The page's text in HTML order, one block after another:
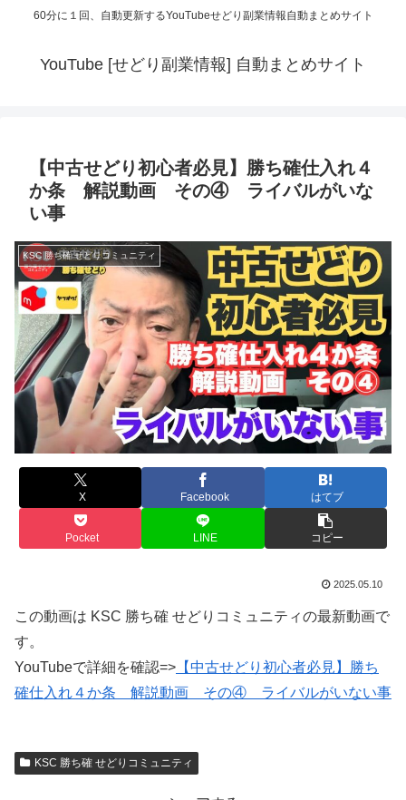
60分に１回、自動更新するYouTubeせどり副業情報自動まとめサイト
YouTube [せどり副業情報] 自動まとめサイト
【中古せどり初心者必見】勝ち確仕入れ４
か条 解説動画 その④ ライバルがいな
い事
KSC 勝ち確 せどりコミュニティ
X Facebook はてブ
Pocket LINE コピー
2025.05.10
この動画は KSC 勝ち確 せどりコミュニティの最新動画で
す。
YouTubeで詳細を確認=> 【中古せどり初心者必見】勝ち
確仕入れ４か条 解説動画 その④ ライバルがいない事
KSC 勝ち確 せどりコミュニティ